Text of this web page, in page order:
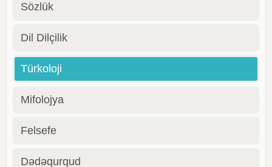
Sözlük
Dil Dilçilik
Türkoloji
Mifolojya
Felsefe
Dədəqurqud